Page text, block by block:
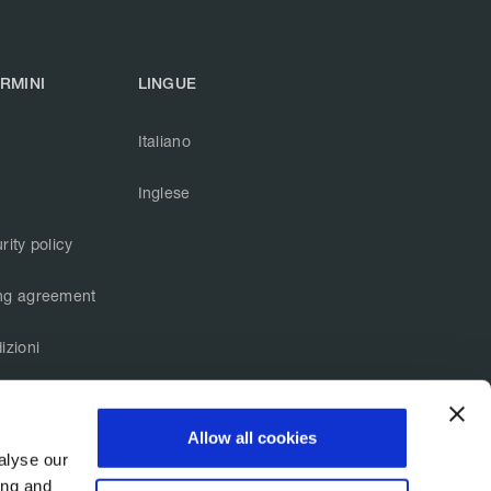
our
and
Allow all cookies
policy
agreement
LINGUE
Italiano
Inglese